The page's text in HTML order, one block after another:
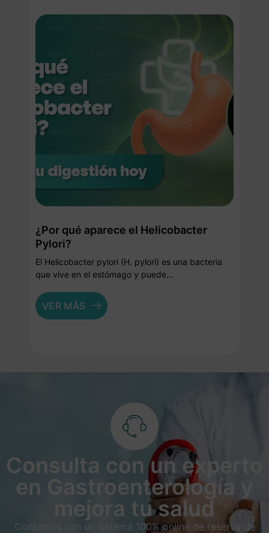
¿Por qué aparece el Helicobacter
Pylori?
El Helicobacter pylori (H. pylori) es una bacteria
que vive en el estómago y puede...
VER MÁS
Consulta con un experto
en Gastroenterología y
mejora tu salud
Contamos con un sistema 100% online de reserva de